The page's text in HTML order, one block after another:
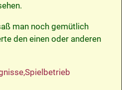
man noch gemütlich
den einen oder anderen
,Spielbetrieb